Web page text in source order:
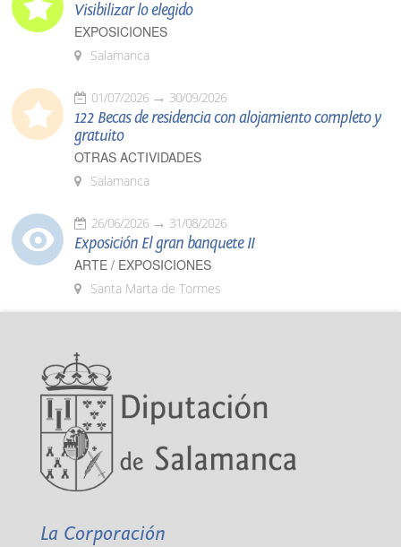
Visibilizar lo elegido
EXPOSICIONES
Salamanca
01/07/2026 30/09/2026
122 Becas de residencia con alojamiento completo y
gratuito
OTRAS ACTIVIDADES
Salamanca
26/06/2026 31/08/2026
Exposición El gran banquete II
ARTE / EXPOSICIONES
Santa Marta de Tormes
La Corporación